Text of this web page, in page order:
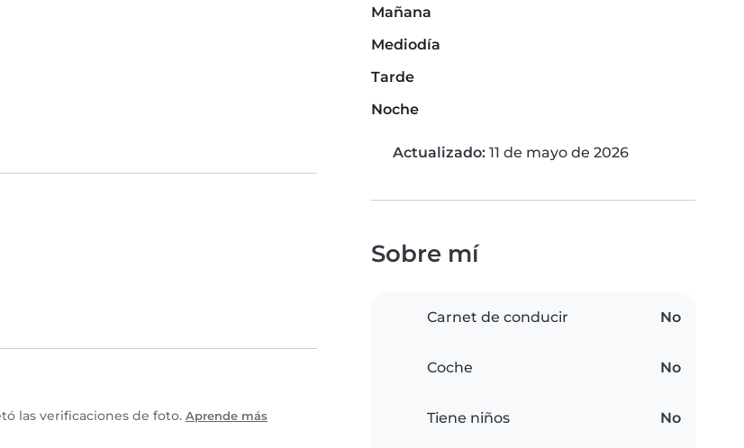
las verificaciones de foto. Aprende más
Mañana
Mediodía
Tarde
Noche
Actualizado: 11 de mayo de 2026
Sobre mí
Carnet de conducir No
Coche No
Tiene niños No